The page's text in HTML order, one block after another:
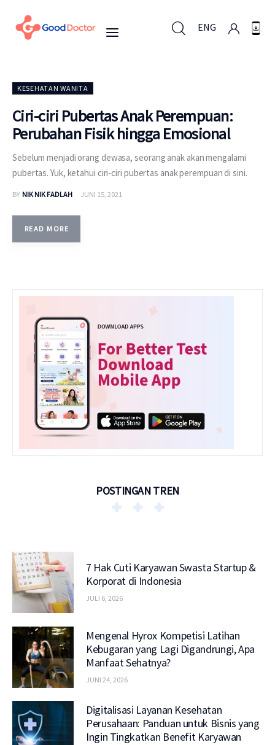
ENG
Untuk Bisnis
Untuk Anda
Mengapa Good Doctor
Berita
KESEHATAN WANITA
Ciri-ciri Pubertas Anak Perempuan:
Perubahan Fisik hingga Emosional
Sebelum menjadi orang dewasa, seorang anak akan mengalami
pubertas. Yuk, ketahui ciri-ciri pubertas anak perempuan di sini.
BY NIK NIK FADLAH JUNI 15, 2021
READ MORE
POSTINGAN TREN
7 Hak Cuti Karyawan Swasta Startup &
Korporat di Indonesia
JULI 6, 2026
Mengenal Hyrox Kompetisi Latihan
Kebugaran yang Lagi Digandrungi, Apa
Manfaat Sehatnya?
JUNI 24, 2026
Digitalisasi Layanan Kesehatan
Perusahaan: Panduan untuk Bisnis yang
Ingin Tingkatkan Benefit Karyawan